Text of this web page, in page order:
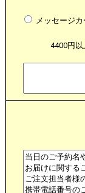
メッセージ
4400円以